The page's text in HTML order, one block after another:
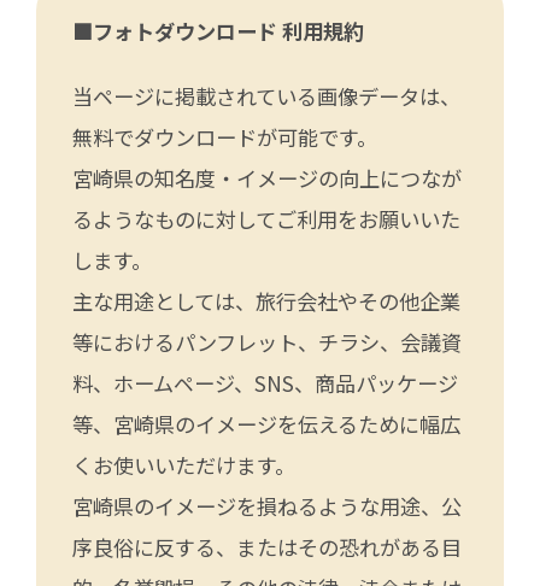
■フォトダウンロード 利用規約
当ページに掲載されている画像データは、
無料でダウンロードが可能です。
宮崎県の知名度・イメージの向上につなが
るようなものに対してご利用をお願いいた
します。
主な用途としては、旅行会社やその他企業
等におけるパンフレット、チラシ、会議資
料、ホームページ、SNS、商品パッケージ
等、宮崎県のイメージを伝えるために幅広
くお使いいただけます。
宮崎県のイメージを損ねるような用途、公
序良俗に反する、またはその恐れがある目